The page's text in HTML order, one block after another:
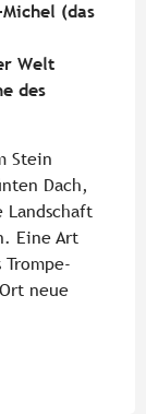
(das
Welt
des
Stein
Dach,
Landschaft
Eine Art
neue